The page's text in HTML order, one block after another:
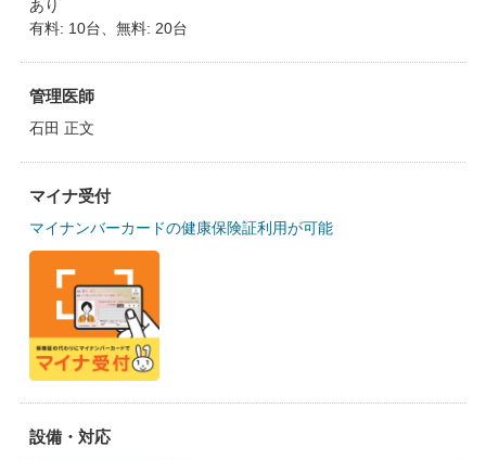
あり
有料: 10台、無料: 20台
管理医師
石田 正文
マイナ受付
マイナンバーカードの健康保険証利用が可能
設備・対応